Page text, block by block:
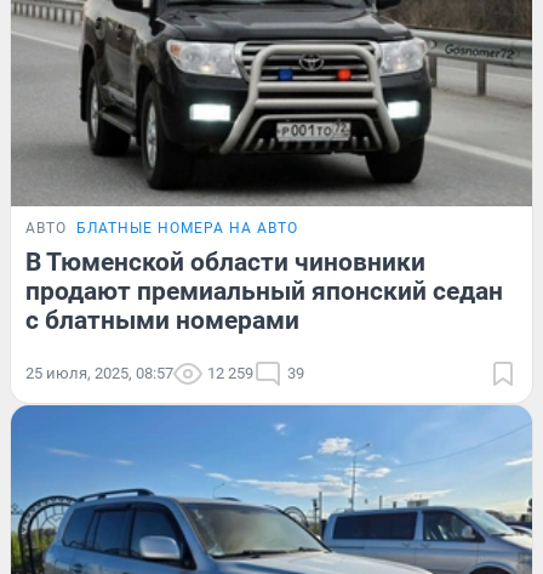
АВТО БЛАТНЫЕ НОМЕРА НА АВТО
В Тюменской области чиновники
продают премиальный японский седан
с блатными номерами
25 июля, 2025, 08:57 12 259 39